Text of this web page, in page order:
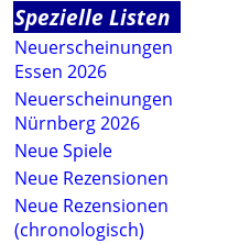
Spezielle Listen
Neuerscheinungen
Essen 2026
Neuerscheinungen
Nürnberg 2026
Neue Spiele
Neue Rezensionen
Neue Rezensionen
(chronologisch)